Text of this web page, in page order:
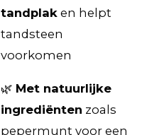
tandplak en helpt
tandsteen
voorkomen
🌿 Met natuurlijke
ingrediënten zoals
pepermunt voor een